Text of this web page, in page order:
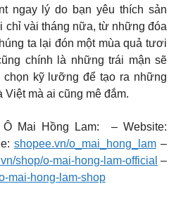
ngay lý do bạn yêu thích sản
chỉ vài tháng nữa, từ những đóa
ta lại đón một mùa quả tươi
chính là những trái mận sẽ
kỹ lưỡng để tạo ra những
mà ai cũng mê đắm.
Mai Hồng Lam: – Website:
shopee.vn/o_mai_hong_lam–
shop/o-mai-hong-lam-official –
mai-hong-lam-shop